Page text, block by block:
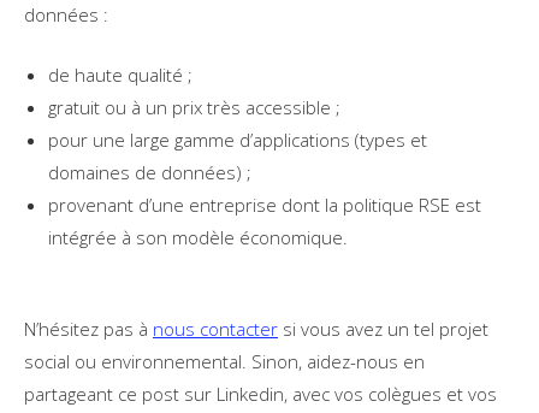
données :
de haute qualité ;
gratuit ou à un prix très accessible ;
pour une large gamme d’applications (types et
domaines de données) ;
provenant d’une entreprise dont la politique RSE est
intégrée à son modèle économique.
N’hésitez pas à nous contacter si vous avez un tel projet
social ou environnemental. Sinon, aidez-nous en
partageant ce post sur Linkedin, avec vos colègues et vos